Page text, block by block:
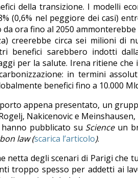
della transizione. I modelli
(0,6% nel peggiore dei casi)
ora fino al 2050 ammonterebbe
creerebbe circa sei milioni di
benefici sarebbero indotti
per la salute. Irena ritiene che
in termini
benefici fino a 10.000
appena presentato, un
Nakicenovic e
pubblicato su Scienceun
law (scarica l’articolo).
netta degli scenari di Parigi che
troppo spesso per addetti ai